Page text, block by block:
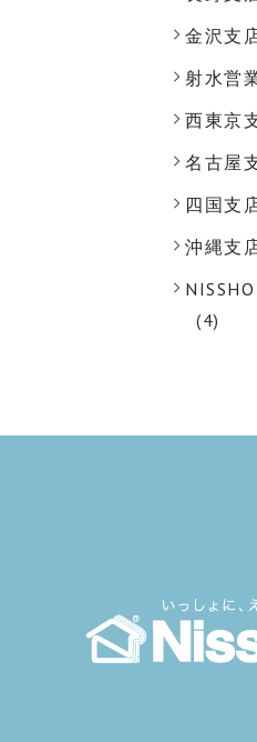
金沢支
射水営
西東京
名古屋
四国支
沖縄支
(4)